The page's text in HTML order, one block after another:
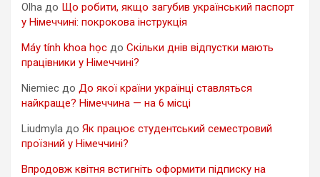
Olha до Що робити, якщо загубив український паспорт
у Німеччині: покрокова інструкція
Máy tính khoa học до Скільки днів відпустки мають
працівники у Німеччині?
Niemiec до До якої країни українці ставляться
найкраще? Німеччина — на 6 місці
Liudmyla до Як працює студентський семестровий
проїзний у Німеччині?
Впродовж квітня встигніть оформити підписку на